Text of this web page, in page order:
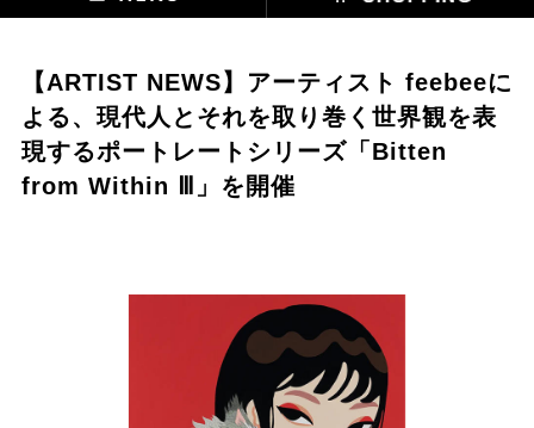
【ARTIST NEWS】アーティスト feebeeに
よる、現代人とそれを取り巻く世界観を表
現するポートレートシリーズ「Bitten
from Within Ⅲ」を開催